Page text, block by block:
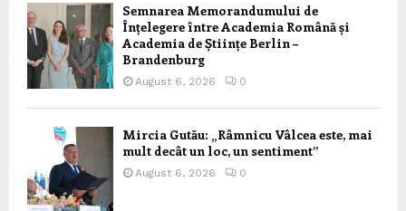
Semnarea Memorandumului de
Înțelegere între Academia Română și
Academia de Științe Berlin –
Brandenburg
August 6, 2026 0
Mircia Gutău: „Râmnicu Vâlcea este, mai
mult decât un loc, un sentiment”
August 6, 2026 0